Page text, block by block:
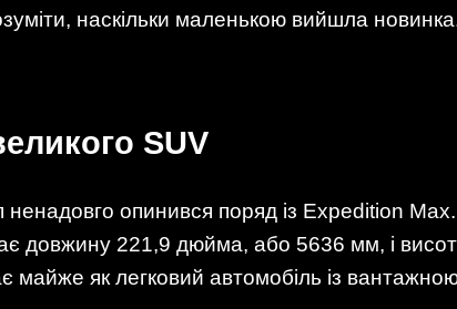
наскільки маленькою вийшла
SUV
опинився поряд із Expedition
довжину 221,9 дюйма, або 5636 мм, і
майже як легковий автомобіль із